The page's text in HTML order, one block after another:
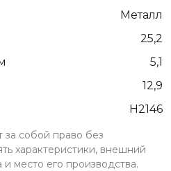
Металл
25,2
5,1
12,9
H2146
за собой право без
характеристики, внешний
место его производства.